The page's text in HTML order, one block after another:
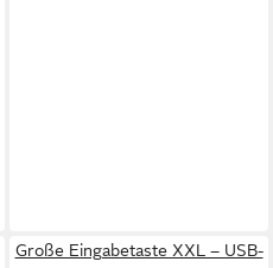
Große Eingabetaste XXL – USB-